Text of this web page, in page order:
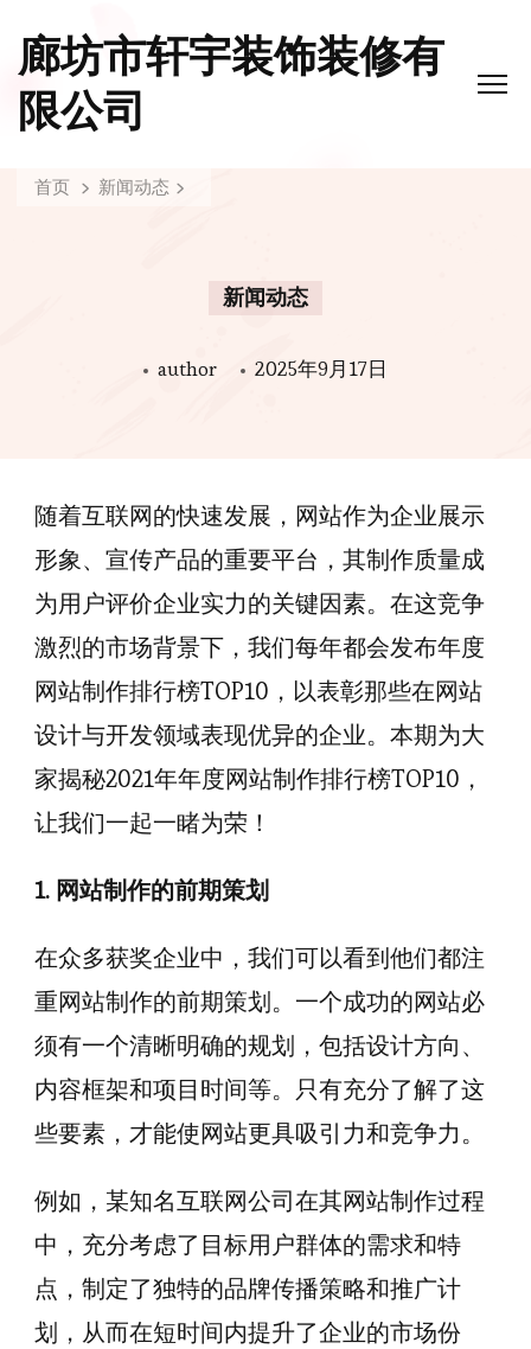
廊坊市轩宇装饰装修有
限公司
首页 新闻动态
新闻动态
author 2025年9月17日
随着互联网的快速发展，网站作为企业展示
形象、宣传产品的重要平台，其制作质量成
为用户评价企业实力的关键因素。在这竞争
激烈的市场背景下，我们每年都会发布年度
网站制作排行榜TOP10，以表彰那些在网站
设计与开发领域表现优异的企业。本期为大
家揭秘2021年年度网站制作排行榜TOP10，
让我们一起一睹为荣！
1. 网站制作的前期策划
在众多获奖企业中，我们可以看到他们都注
重网站制作的前期策划。一个成功的网站必
须有一个清晰明确的规划，包括设计方向、
内容框架和项目时间等。只有充分了解了这
些要素，才能使网站更具吸引力和竞争力。
例如，某知名互联网公司在其网站制作过程
中，充分考虑了目标用户群体的需求和特
点，制定了独特的品牌传播策略和推广计
划，从而在短时间内提升了企业的市场份